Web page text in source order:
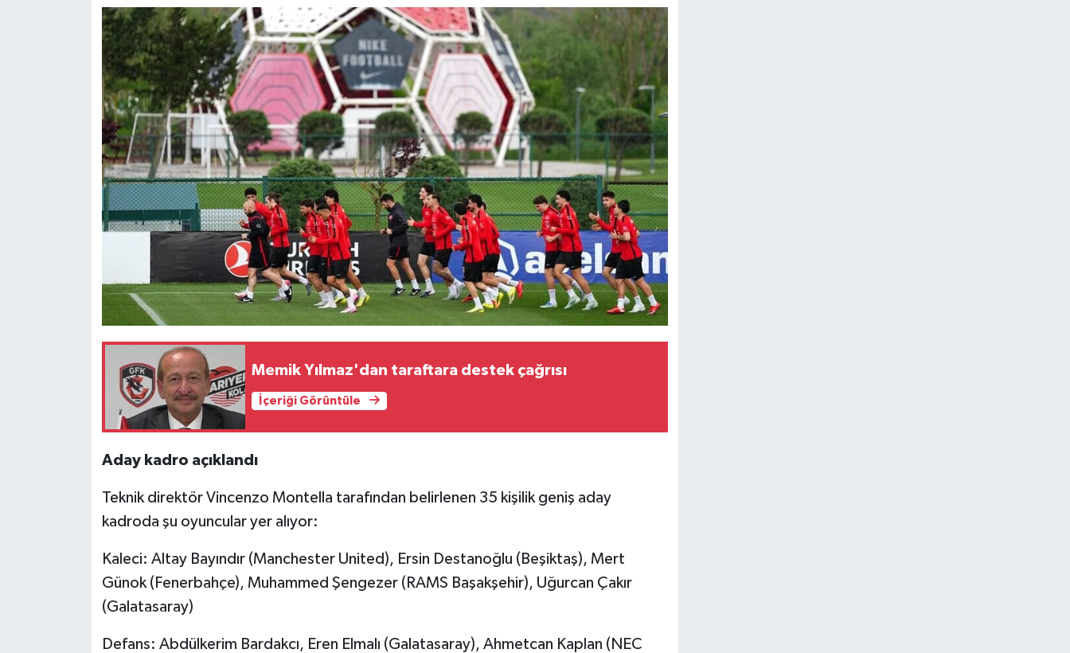
Memik Yılmaz'dan taraftara destek çağrısı
İçeriği Görüntüle
Aday kadro açıklandı
Teknik direktör Vincenzo Montella tarafından belirlenen 35 kişilik geniş aday
kadroda şu oyuncular yer alıyor:
Kaleci: Altay Bayındır (Manchester United), Ersin Destanoğlu (Beşiktaş), Mert
Günok (Fenerbahçe), Muhammed Şengezer (RAMS Başakşehir), Uğurcan Çakır
(Galatasaray)
Defans: Abdülkerim Bardakcı, Eren Elmalı (Galatasaray), Ahmetcan Kaplan (NEC